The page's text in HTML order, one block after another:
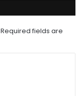
Required fields are